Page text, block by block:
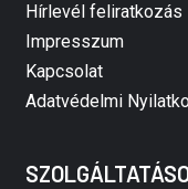
Hírlevél feliratkozás
Impresszum
Kapcsolat
Adatvédelmi